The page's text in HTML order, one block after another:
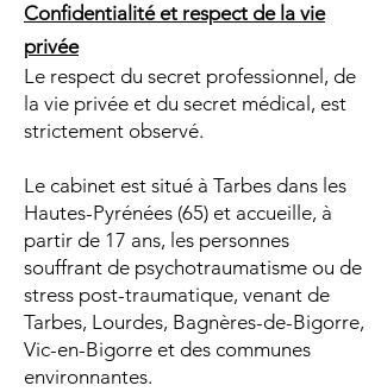
Confidentialité et respect de la vie
privée
Le respect du secret professionnel, de
la vie privée et du secret médical, est
strictement observé.
Le cabinet est situé à Tarbes dans les
Hautes-Pyrénées (65) et accueille, à
partir de 17 ans, les personnes
souffrant de psychotraumatisme ou de
stress post-traumatique, venant de
Tarbes, Lourdes, Bagnères-de-Bigorre,
Vic-en-Bigorre et des communes
environnantes.